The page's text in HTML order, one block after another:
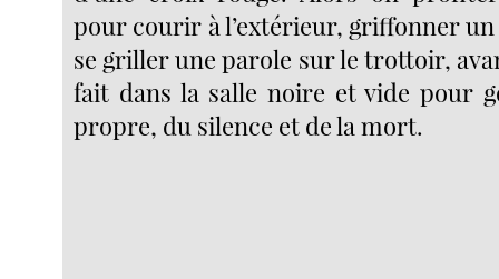
pour courir à l’extérieur, griffonner un
se griller une parole sur le trottoir,
fait dans la salle noire et vide pour
propre, du silence et de la mort.